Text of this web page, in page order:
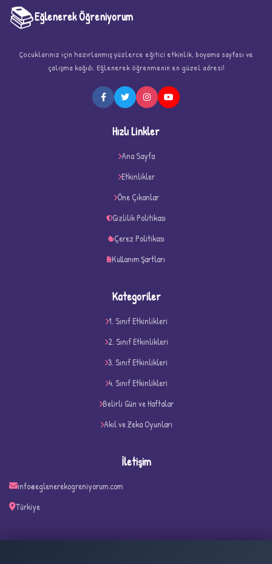
✧
📚Eğlenerek Öğreniyorum
Çocuklarınız için hazırlanmış yüzlerce eğitici etkinlik, boyama sayfası ve
çalışma kağıdı. Eğlenerek öğrenmenin en güzel adresi!
Hızlı Linkler
Ana Sayfa
Etkinlikler
Öne Çıkanlar
Gizlilik Politikası
Çerez Politikası
Kullanım Şartları
Kategoriler
1. Sınıf Etkinlikleri
2. Sınıf Etkinlikleri
3. Sınıf Etkinlikleri
4. Sınıf Etkinlikleri
Belirli Gün ve Haftalar
Akıl ve Zeka Oyunları
İletişim
info@eglenerekogreniyorum.com
Türkiye